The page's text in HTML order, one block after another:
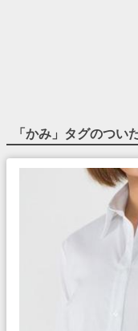
「かみ 」タグのつい